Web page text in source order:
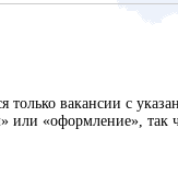
только вакансии с
или «оформление», так